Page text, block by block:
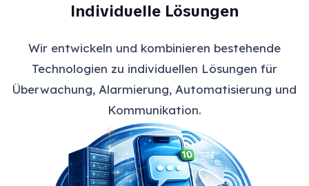
Individuelle Lösungen
Wir entwickeln und kombinieren bestehende
Technologien zu individuellen Lösungen für
Überwachung, Alarmierung, Automatisierung und
Kommunikation.